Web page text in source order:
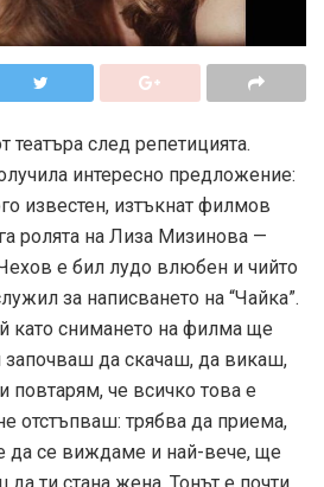
театъра след репетицията.
интересно предложение:
известен, изтъкнат филмов
ролята на Лиза Мизинова —
е бил лудо влюбен и чийто
за написването на “Чайка”.
като снимането на филма ще
започваш да скачаш, да викаш,
повтарям, че всичко това е
отстъпваш: трябва да приема,
да се виждаме и най-вече, ще